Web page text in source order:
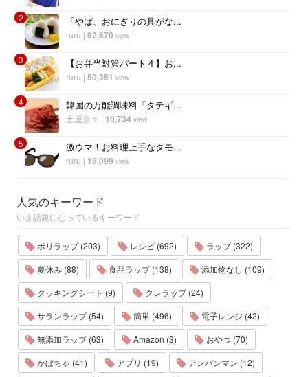
2 「やば、おにぎりの具がな...
ruru | 92,670 view
3 【お弁当対策パート４】お...
ruru | 50,351 view
4 韓国の万能調味料「タテギ...
土屋奈々 | 10,734 view
5 激ウマ！お料理上手なタモ...
ruru | 18,099 view
人気のキーワード
いま話題になっているキーワード
ポリラップ (203) レシピ (692)
ラップ (322)
夏休み (88)
食品ラップ (138)
添加物なし (109)
クッキングシート (9)
クレラップ (24)
サランラップ (54)
簡単 (496)
電子レンジ (42)
無添加ラップ (63)
Amazon (3)
おやつ (70)
かぼちゃ (41)
アプリ (19) アンパンマン (12)